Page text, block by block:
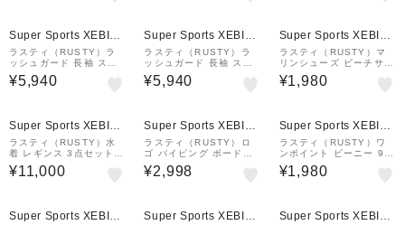
Super Sports XEBIO
&mall店
ラスティ（RUSTY）ラ
ッシュガード 長袖 スム
ース ニコちゃん UVラッ
シュガード 925460NV
¥5,940
Super Sports XEBIO
&mall店
ラスティ（RUSTY）ラ
ッシュガード 長袖 スム
ース ニコちゃん UVラッ
シュガード 925460WT
¥5,940
Super Sports XEBIO
&mall店
ラスティ（RUSTY）マ
リンシューズ ビーチサン
ダル スマイル 924940G
RN
¥1,980
Super Sports XEBIO
&mall店
ラスティ（RUSTY）水
着 レギンス 3点セット 9
26800BK
¥11,000
Super Sports XEBIO
&mall店
ラスティ（RUSTY）ロ
ゴ パイピング ボードシ
ョーツ 923402 YEL
¥2,998
Super Sports XEBIO
&mall店
ラスティ（RUSTY）ワ
ンポイント ビーニー 95
3906NVY
¥1,980
Super Sports XEBIO
Super Sports XEBIO
Super Sports XEBIO